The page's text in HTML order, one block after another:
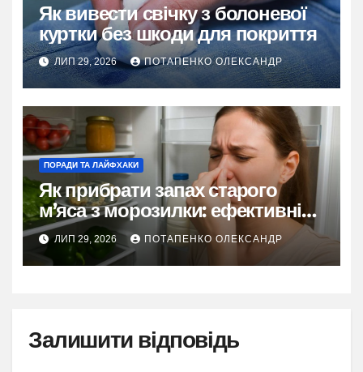
Як вивести свічку з болоневої
куртки без шкоди для покриття
ЛИП 29, 2026 ПОТАПЕНКО ОЛЕКСАНДР
ПОРАДИ ТА ЛАЙФХАКИ
Як прибрати запах старого
м’яса з морозилки: ефективні
методи
ЛИП 29, 2026 ПОТАПЕНКО ОЛЕКСАНДР
Залишити відповідь